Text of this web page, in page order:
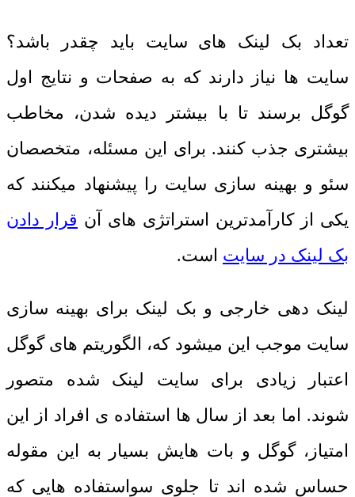
تعداد بک لینک های سایت باید چقدر باشد؟
سایت ها نیاز دارند که به صفحات و نتایج اول
گوگل برسند تا با بیشتر دیده شدن، مخاطب
بیشتری جذب کنند. برای این مسئله، متخصصان
سئو و بهینه سازی سایت را پیشنهاد میکنند که
یکی از کارآمدترین استراتژی های آن قرار دادن
بک لینک در سایت است.
لینک دهی خارجی و بک لینک برای بهینه سازی
سایت موجب این میشود که، الگوریتم های گوگل
اعتبار زیادی برای سایت لینک شده متصور
شوند. اما بعد از سال ها استفاده ی افراد از این
امتیاز، گوگل و بات هایش بسیار به این مقوله
حساس شده اند تا جلوی سواستفاده هایی که